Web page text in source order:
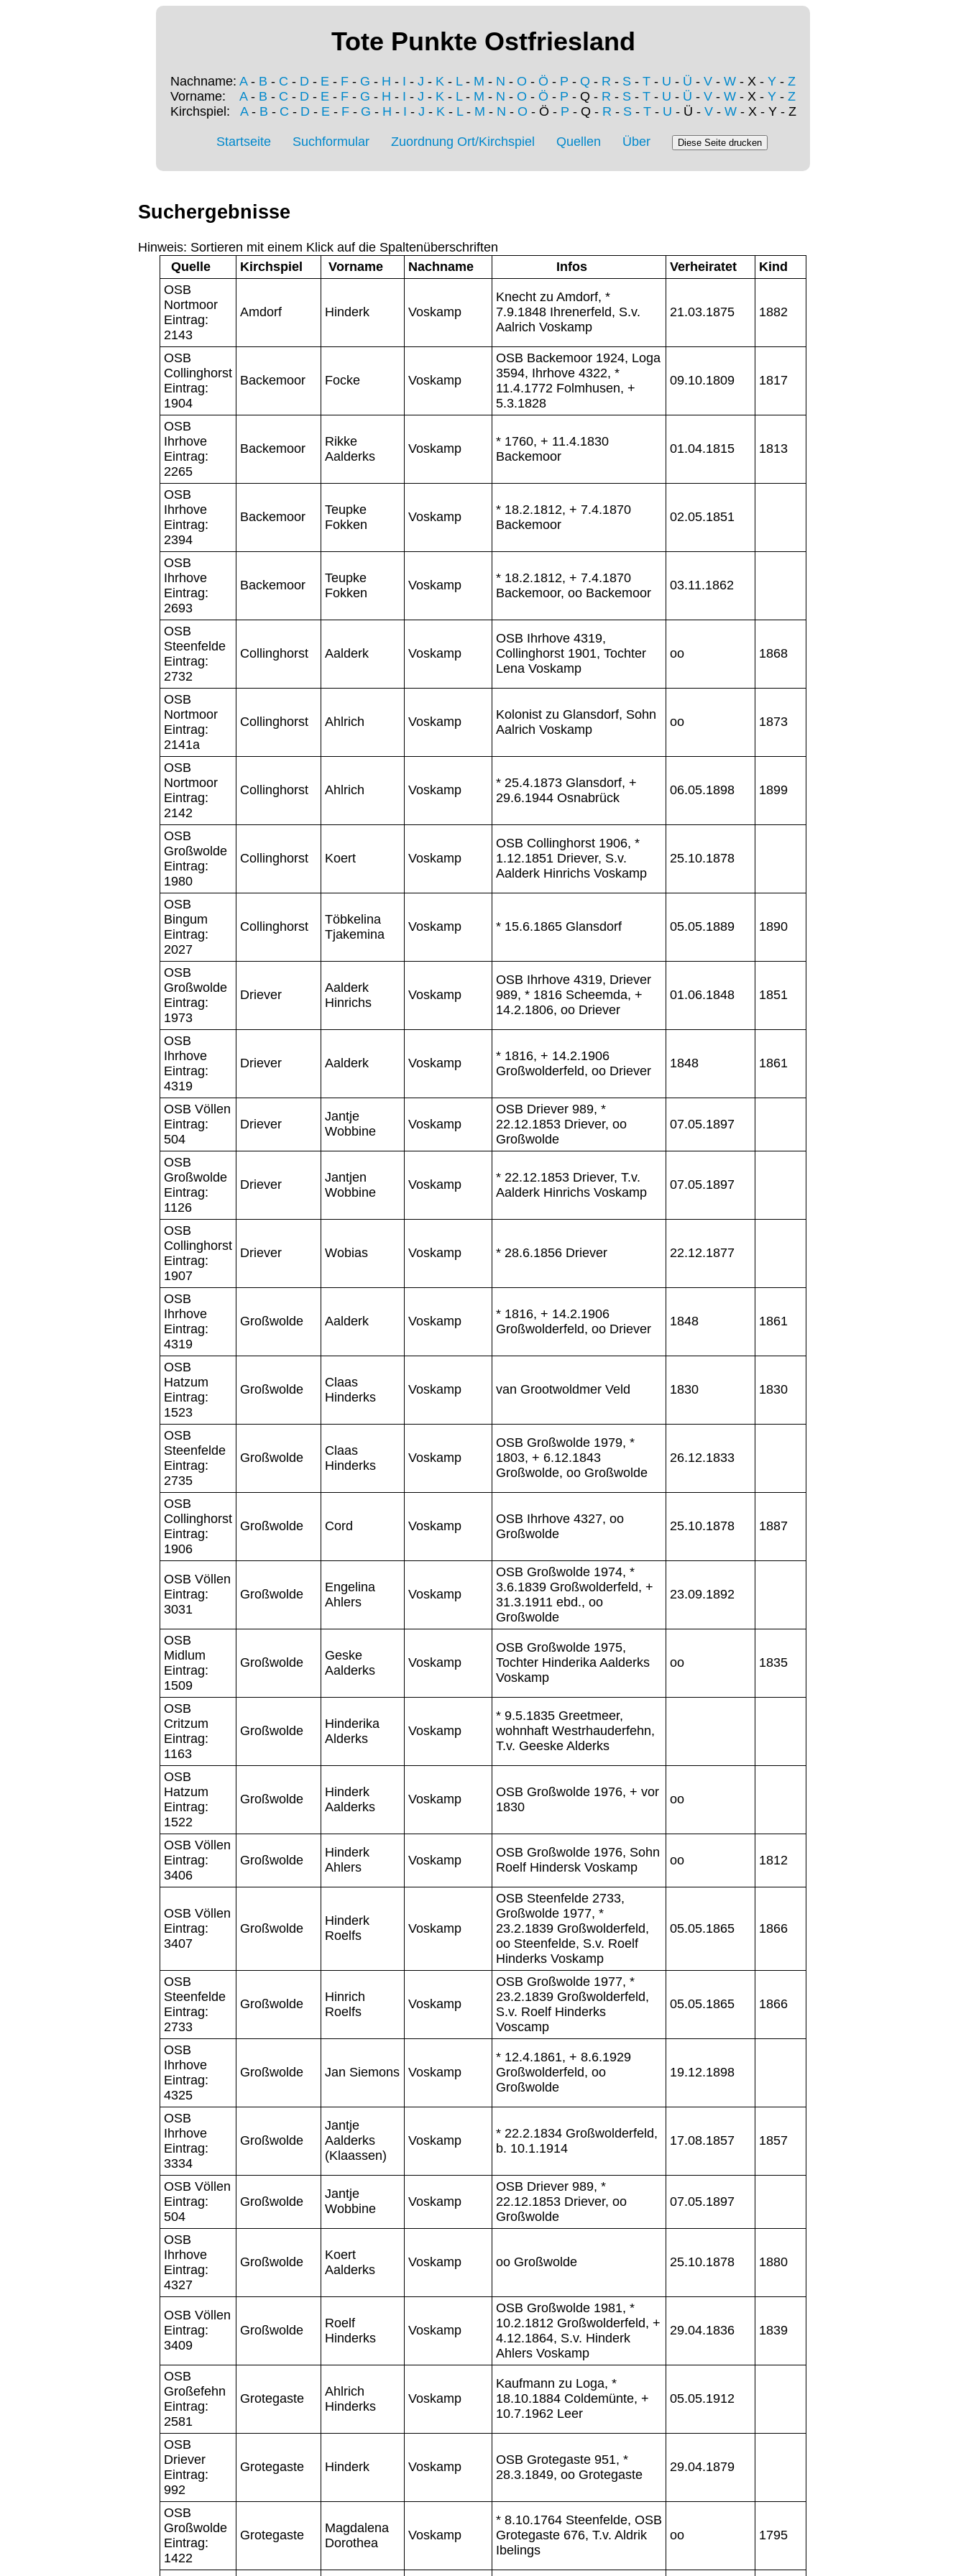
Tote Punkte Ostfriesland
Nachname: A- B - C - D - E - F - G - H - I - J - K - L- M - N - O - Ö - P - Q - R - S - T - U - Ü - V - W - X - Y - Z
Vorname: A- B - C - D - E - F - G - H - I - J - K - L- M - N - O - Ö - P - Q - R - S - T - U - Ü - V - W - X - Y - Z
Kirchspiel: A- B - C - D- E- F- G - H - I - J - K- L- M - N - O - Ö - P - Q - R - S- T- U - Ü - V- W- X - Y - Z
Startseite Suchformular Zuordnung Ort/Kirchspiel Quellen Über
Suchergebnisse
Hinweis: Sortieren mit einem Klick auf die Spaltenüberschriften
Quelle
Kirchspiel Vorname Nachname Infos Verheiratet
Kind
OSB
Nortmoor
Eintrag:
2143
Amdorf Hinderk Voskamp
Knecht zu Amdorf, *
7.9.1848 Ihrenerfeld, S.v.
Aalrich Voskamp
21.03.1875 1882
OSB
Collinghorst
Eintrag:
1904
Backemoor Focke Voskamp
OSB Backemoor 1924, Loga
3594, Ihrhove 4322, *
11.4.1772 Folmhusen, +
5.3.1828
09.10.1809 1817
OSB
Ihrhove
Eintrag:
2265
Backemoor
Rikke
Aalderks
Voskamp
* 1760, + 11.4.1830
Backemoor
01.04.1815 1813
OSB
Ihrhove
Eintrag:
2394
Backemoor
Teupke
Fokken
Voskamp
* 18.2.1812, + 7.4.1870
Backemoor
02.05.1851
OSB
Ihrhove
Eintrag:
2693
Backemoor
Teupke
Fokken
Voskamp
* 18.2.1812, + 7.4.1870
Backemoor, oo Backemoor
03.11.1862
OSB
Steenfelde
Eintrag:
2732
Collinghorst Aalderk Voskamp
OSB Ihrhove 4319,
Collinghorst 1901, Tochter
Lena Voskamp
oo 1868
OSB
Nortmoor
Eintrag:
2141a
Collinghorst Ahlrich Voskamp
Kolonist zu Glansdorf, Sohn
Aalrich Voskamp
oo 1873
OSB
Nortmoor
Eintrag:
2142
Collinghorst Ahlrich Voskamp
* 25.4.1873 Glansdorf, +
29.6.1944 Osnabrück
06.05.1898 1899
OSB
Großwolde
Eintrag:
1980
Collinghorst Koert Voskamp
OSB Collinghorst 1906, *
1.12.1851 Driever, S.v.
Aalderk Hinrichs Voskamp
25.10.1878
OSB
Bingum
Eintrag:
2027
Collinghorst
Töbkelina
Tjakemina
Voskamp * 15.6.1865 Glansdorf 05.05.1889 1890
OSB
Großwolde
Eintrag:
1973
Driever
Aalderk
Hinrichs
Voskamp
OSB Ihrhove 4319, Driever
989, * 1816 Scheemda, +
14.2.1806, oo Driever
01.06.1848 1851
OSB
Ihrhove
Eintrag:
4319
Driever Aalderk Voskamp
* 1816, + 14.2.1906
Großwolderfeld, oo Driever
1848 1861
OSB Völlen
Eintrag:
504
Driever
Jantje
Wobbine
Voskamp
OSB Driever 989, *
22.12.1853 Driever, oo
Großwolde
07.05.1897
OSB
Großwolde
Eintrag:
1126
Driever
Jantjen
Wobbine
Voskamp
* 22.12.1853 Driever, T.v.
Aalderk Hinrichs Voskamp
07.05.1897
OSB
Collinghorst
Eintrag:
1907
Driever Wobias Voskamp * 28.6.1856 Driever 22.12.1877
OSB
Ihrhove
Eintrag:
4319
Großwolde Aalderk Voskamp
* 1816, + 14.2.1906
Großwolderfeld, oo Driever
1848 1861
OSB
Hatzum
Eintrag:
1523
Großwolde
Claas
Hinderks
Voskamp van Grootwoldmer Veld 1830 1830
OSB
Steenfelde
Eintrag:
2735
Großwolde
Claas
Hinderks
Voskamp
OSB Großwolde 1979, *
1803, + 6.12.1843
Großwolde, oo Großwolde
26.12.1833
OSB
Collinghorst
Eintrag:
1906
Großwolde Cord Voskamp
OSB Ihrhove 4327, oo
Großwolde
25.10.1878 1887
OSB Völlen
Eintrag:
3031
Großwolde
Engelina
Ahlers
Voskamp
OSB Großwolde 1974, *
3.6.1839 Großwolderfeld, +
31.3.1911 ebd., oo
Großwolde
23.09.1892
OSB
Midlum
Eintrag:
1509
Großwolde
Geske
Aalderks
Voskamp
OSB Großwolde 1975,
Tochter Hinderika Aalderks
Voskamp
oo 1835
OSB
Critzum
Eintrag:
1163
Großwolde
Hinderika
Alderks
Voskamp
* 9.5.1835 Greetmeer,
wohnhaft Westrhauderfehn,
T.v. Geeske Alderks
OSB
Hatzum
Eintrag:
1522
Großwolde
Hinderk
Aalderks
Voskamp
OSB Großwolde 1976, + vor
1830
oo
OSB Völlen
Eintrag:
3406
Großwolde
Hinderk
Ahlers
Voskamp
OSB Großwolde 1976, Sohn
Roelf Hindersk Voskamp
oo 1812
OSB Völlen
Eintrag:
3407
Großwolde
Hinderk
Roelfs
Voskamp
OSB Steenfelde 2733,
Großwolde 1977, *
23.2.1839 Großwolderfeld,
oo Steenfelde, S.v. Roelf
Hinderks Voskamp
05.05.1865 1866
OSB
Steenfelde
Eintrag:
2733
Großwolde
Hinrich
Roelfs
Voskamp
OSB Großwolde 1977, *
23.2.1839 Großwolderfeld,
S.v. Roelf Hinderks
Voscamp
05.05.1865 1866
OSB
Ihrhove
Eintrag:
4325
Großwolde Jan Siemons Voskamp
* 12.4.1861, + 8.6.1929
Großwolderfeld, oo
Großwolde
19.12.1898
OSB
Ihrhove
Eintrag:
3334
Großwolde
Jantje
Aalderks
(Klaassen)
Voskamp
* 22.2.1834 Großwolderfeld,
b. 10.1.1914
17.08.1857 1857
OSB Völlen
Eintrag:
504
Großwolde
Jantje
Wobbine
Voskamp
OSB Driever 989, *
22.12.1853 Driever, oo
Großwolde
07.05.1897
OSB
Ihrhove
Eintrag:
4327
Großwolde
Koert
Aalderks
Voskamp oo Großwolde 25.10.1878 1880
OSB Völlen
Eintrag:
3409
Großwolde
Roelf
Hinderks
Voskamp
OSB Großwolde 1981, *
10.2.1812 Großwolderfeld, +
4.12.1864, S.v. Hinderk
Ahlers Voskamp
29.04.1836 1839
OSB
Großefehn
Eintrag:
2581
Grotegaste
Ahlrich
Hinderks
Voskamp
Kaufmann zu Loga, *
18.10.1884 Coldemünte, +
10.7.1962 Leer
05.05.1912
OSB
Driever
Eintrag:
992
Grotegaste Hinderk Voskamp
OSB Grotegaste 951, *
28.3.1849, oo Grotegaste
29.04.1879
OSB
Großwolde
Eintrag:
1422
Grotegaste
Magdalena
Dorothea
Voskamp
* 8.10.1764 Steenfelde, OSB
Grotegaste 676, T.v. Aldrik
Ibelings
oo 1795